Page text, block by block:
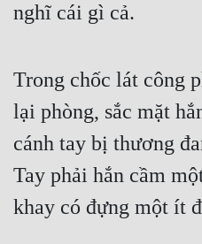
nghĩ cái gì cả.
Trong chốc lát công
lại phòng, sắc mặt
cánh tay bị thương
Tay phải hắn cầm
khay có đựng một ít